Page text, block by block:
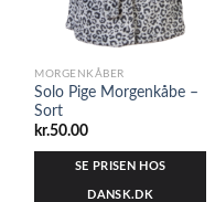
MORGENKÅBER
Solo Pige Morgenkåbe –
Sort
kr.50.00
SE PRISEN HOS
DANSK.DK